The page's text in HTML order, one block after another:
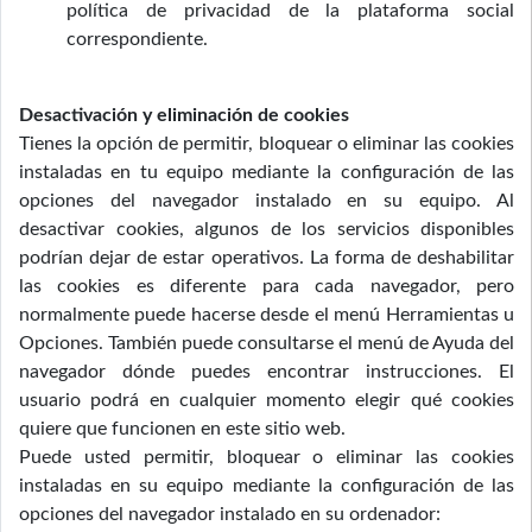
política de privacidad de la plataforma social
correspondiente.
Desactivación y eliminación de cookies
Tienes la opción de permitir, bloquear o eliminar las cookies
instaladas en tu equipo mediante la configuración de las
opciones del navegador instalado en su equipo. Al
desactivar cookies, algunos de los servicios disponibles
podrían dejar de estar operativos. La forma de deshabilitar
las cookies es diferente para cada navegador, pero
normalmente puede hacerse desde el menú Herramientas u
Opciones. También puede consultarse el menú de Ayuda del
navegador dónde puedes encontrar instrucciones. El
usuario podrá en cualquier momento elegir qué cookies
quiere que funcionen en este sitio web.
Puede usted permitir, bloquear o eliminar las cookies
instaladas en su equipo mediante la configuración de las
opciones del navegador instalado en su ordenador: